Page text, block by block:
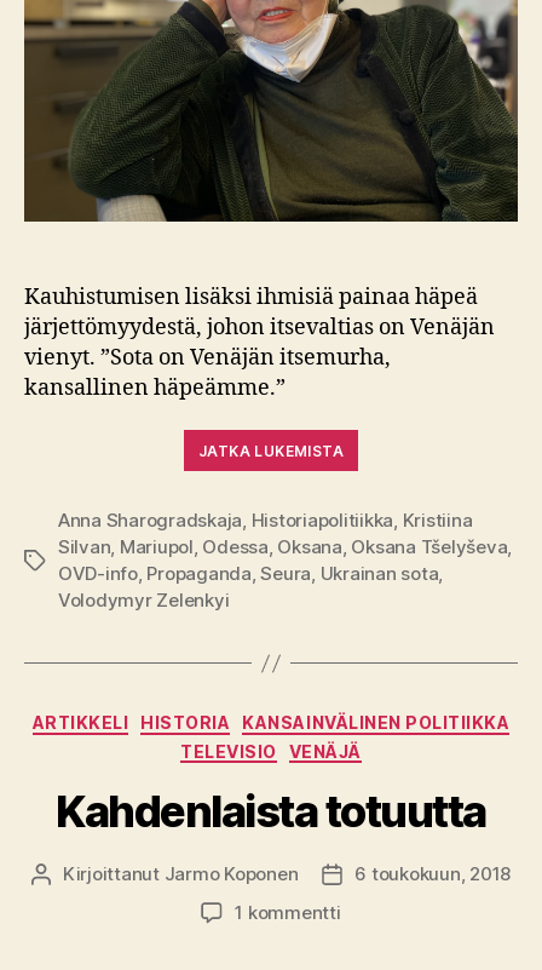
Kauhistumisen lisäksi ihmisiä painaa häpeä
järjettömyydestä, johon itsevaltias on Venäjän
vienyt. ”Sota on Venäjän itsemurha,
kansallinen häpeämme.”
JATKA LUKEMISTA
Avainsanat
Anna Sharogradskaja, Historiapolitiikka, Kristiina
Silvan, Mariupol, Odessa, Oksana, Oksana Tšelyševa,
OVD-info, Propaganda,Seura, Ukrainan sota,
Volodymyr Zelenkyi
Kategoriat
ARTIKKELI HISTORIA
KANSAINVÄLINEN POLITIIKKA
TELEVISIO
VENÄJÄ
Kahdenlaista totuutta
Kirjoittaja
Kirjoittanut Jarmo Koponen Julkaisupäivämäärä
6 toukokuun, 2018
1 kommenttiartikkeliin